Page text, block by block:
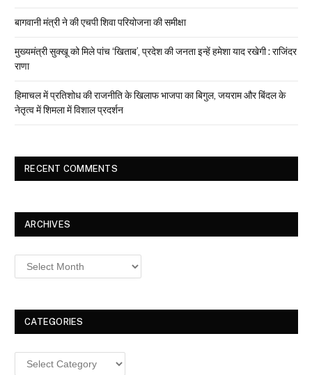
बागवानी मंत्री ने की एचपी शिवा परियोजना की समीक्षा
मुख्यमंत्री सुक्खू को मिले पांच ‘खिताब’, प्रदेश की जनता इन्हें हमेशा याद रखेगी : राजिंदर
राणा
हिमाचल में प्रतिशोध की राजनीति के खिलाफ भाजपा का बिगुल, जयराम और बिंदल के
नेतृत्व में शिमला में विशाल प्रदर्शन
RECENT COMMENTS
ARCHIVES
Archives
CATEGORIES
Categories